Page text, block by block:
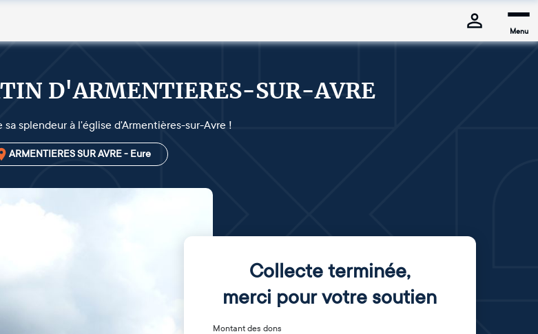
Menu
D'ARMENTIERES-SUR-AVRE
sa splendeur à l'église d'Armentières-sur-Avre !
ARMENTIERES SUR AVRE - Eure
Collecte terminée,
merci pour votre soutien
Montant des dons